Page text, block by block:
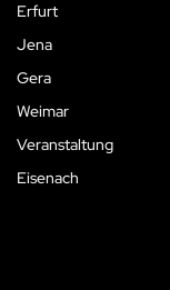
Erfurt
Jena
Gera
Weimar
Veranstaltung
Eisenach